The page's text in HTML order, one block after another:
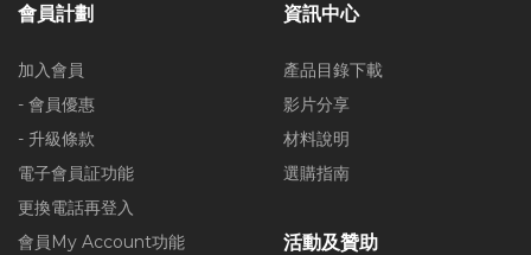
會員計劃
加入會員
- 會員優惠
- 升級條款
電子會員証功能
更換電話再登入
會員My Account功能
資訊中心
產品目錄下載
影片分享
材料說明
選購指南
活動及贊助